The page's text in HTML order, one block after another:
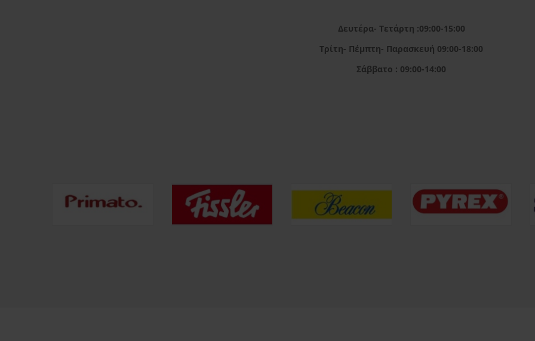
Δευτέρα- Τετάρτη :09:00-15:00
Τρίτη- Πέμπτη- Παρασκευή 09:00-18:00
Σάββατο : 09:00-14:00